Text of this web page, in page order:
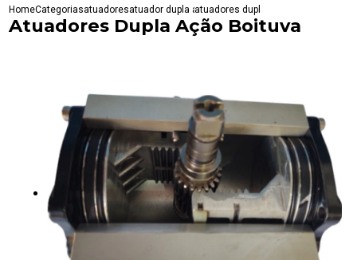
HomeCategoriasatuadoresatuador dupla acaoatuadores dupla acao boituva
Atuadores Dupla Ação Boituva